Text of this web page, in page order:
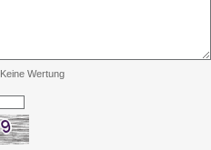
Keine Wertung